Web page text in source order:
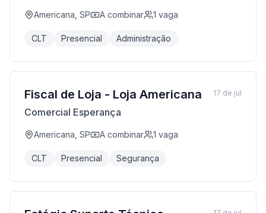
Americana, SP A combinar 1 vaga
CLT Presencial Administração
Fiscal de Loja - Loja Americana
Comercial Esperança
Americana, SP A combinar 1 vaga
CLT Presencial Segurança
17 de jul